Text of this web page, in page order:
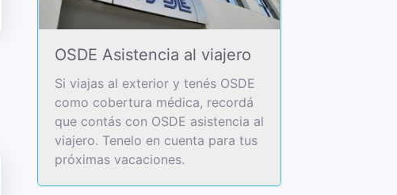
OSDE Asistencia al viajero
Si viajas al exterior y tenés OSDE
como cobertura médica, recordá
que contás con OSDE asistencia al
viajero. Tenelo en cuenta para tus
próximas vacaciones.